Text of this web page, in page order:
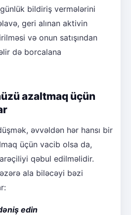
bildiriş vermələrini
geri alınan aktivin
və onun satışından
də borcalana
azaltmaq üçün
əvvəldən hər hansı bir
üçün vacib olsa da,
qəbul edilməlidir.
ala biləcəyi bəzi
edin